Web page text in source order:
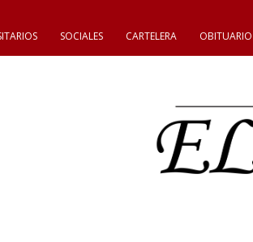
SOCIALES CARTELERA OBITUARIO